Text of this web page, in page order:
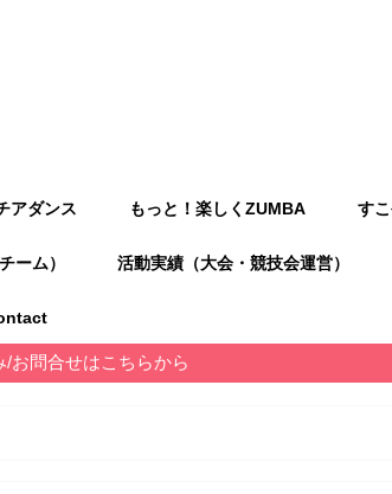
アダンス もっと！楽しくZUMBA す
ーム） 活動実績（大会・競技会運営）
/お問合せはこちらから